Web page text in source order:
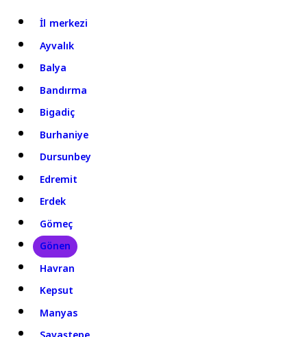
İl merkezi
Ayvalık
Balya
Bandırma
Bigadiç
Burhaniye
Dursunbey
Edremit
Erdek
Gömeç
Gönen
Havran
Kepsut
Manyas